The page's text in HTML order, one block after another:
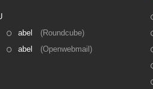
abel
(Roundcube)
abel (Openwebmail)